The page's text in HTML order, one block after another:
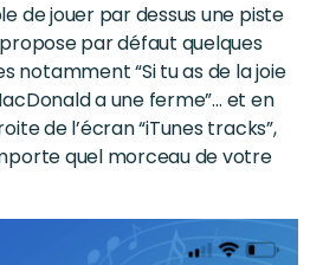
de jouer par dessus une piste
par défaut quelques
notamment “Si tu as de la joie
a une ferme”… et en
de l’écran “iTunes tracks”,
quel morceau de votre